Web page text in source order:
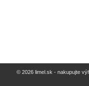
© 2026 limel.sk - nakupujte